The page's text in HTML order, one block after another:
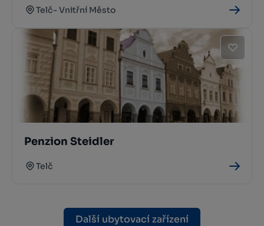
Telč- Vnitřní Město
Penzion Steidler
Telč
Další ubytovací zařízení